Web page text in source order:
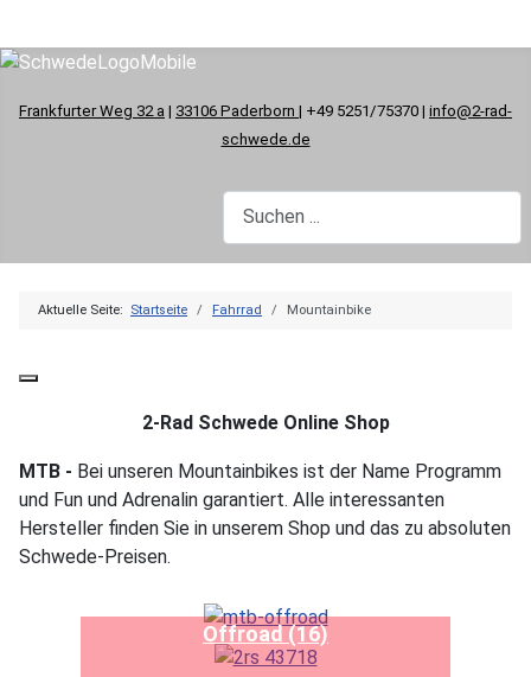
Frankfurter Weg 32 a | 33106 Paderborn | +49 5251/75370 | info@2-rad-
schwede.de
Aktuelle Seite: Startseite Fahrrad Mountainbike
2-Rad Schwede Online Shop
MTB - Bei unseren Mountainbikes ist der Name Programm
und Fun und Adrenalin garantiert. Alle interessanten
Hersteller finden Sie in unserem Shop und das zu absoluten
Schwede-Preisen.
Offroad (16)